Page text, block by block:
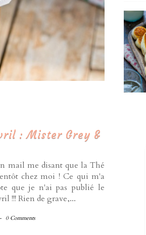
: Mister Grey &
mail me disant que la Thé
chez moi ! Ce qui m'a
que je n'ai pas publié le
!!! Rien de grave,...
- 0 Comments